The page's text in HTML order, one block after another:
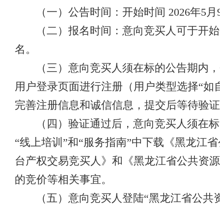
（一）公告时间：开始时间 2026年5
（二）报名时间：意向竞买人可于开
名。
（三）意向竞买人须在标的公告期内
用户登录页面进行注册（用户类型选择“
完善注册信息和诚信信息，提交后等待验
（四）验证通过后，意向竞买人须在
“线上培训”和“服务指南”中下载《黑龙江
台产权交易竞买人》和《黑龙江省公共资
的竞价等相关事宜。
（五）意向竞买人登陆“黑龙江省公